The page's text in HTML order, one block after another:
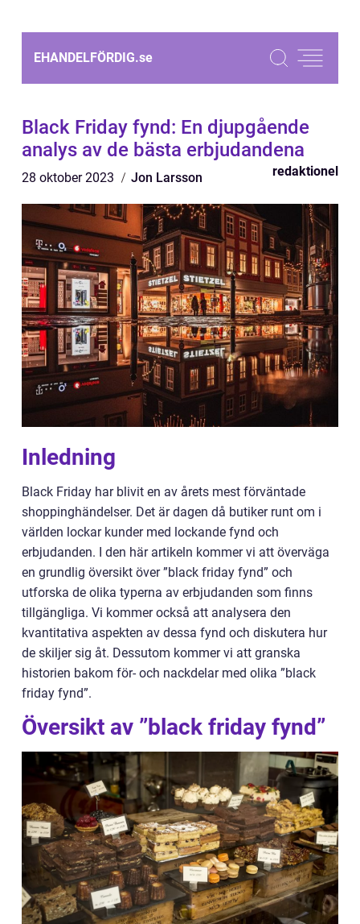
EHANDELFÖRDIG.se
Black Friday fynd: En djupgående
analys av de bästa erbjudandena
28 oktober 2023 Jon Larsson redaktionel
Inledning
Black Friday har blivit en av årets mest förväntade
shoppinghändelser. Det är dagen då butiker runt om i
världen lockar kunder med lockande fynd och
erbjudanden. I den här artikeln kommer vi att överväga
en grundlig översikt över ”black friday fynd” och
utforska de olika typerna av erbjudanden som finns
tillgängliga. Vi kommer också att analysera den
kvantitativa aspekten av dessa fynd och diskutera hur
de skiljer sig åt. Dessutom kommer vi att granska
historien bakom för- och nackdelar med olika ”black
friday fynd”.
Översikt av ”black friday fynd”